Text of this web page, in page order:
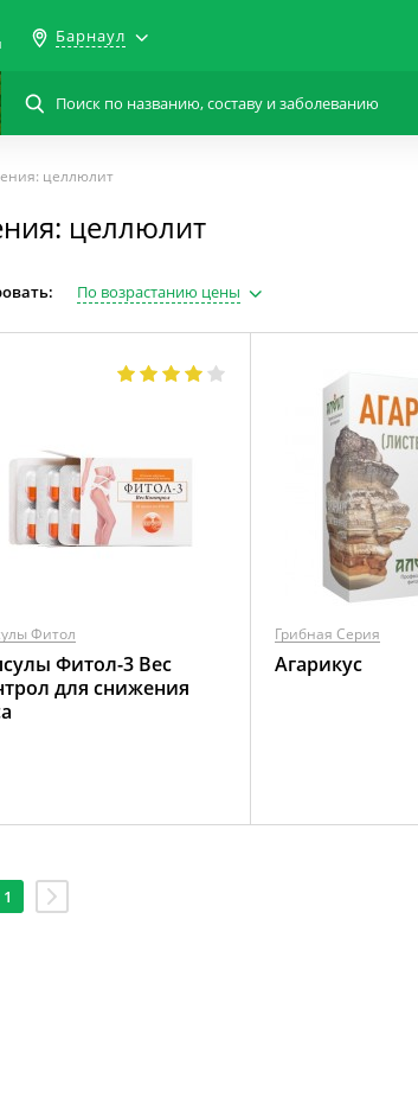
Барнаул
целлюлит
целлюлит
По возрастанию цены
Фитол
Фитол-3 Вес
для снижения
Грибная Серия
Агарикус
1